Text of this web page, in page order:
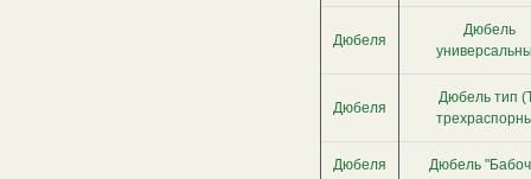
Дюбеля
Дюбель
Дюбеля
Дюбель тип
Дюбеля Дюбель